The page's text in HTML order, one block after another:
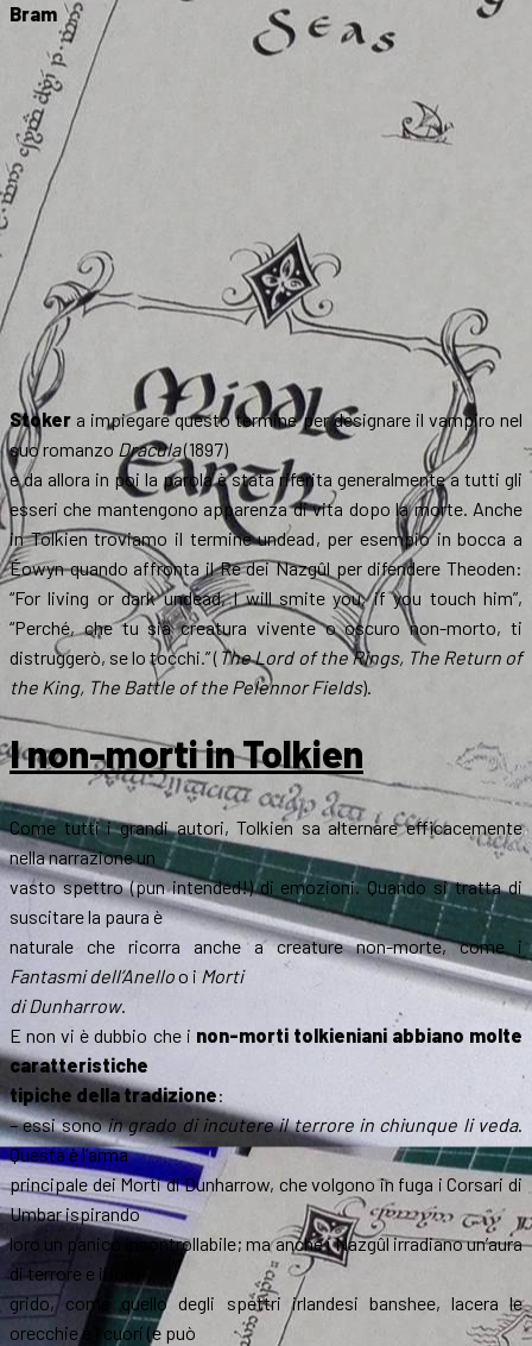
Bram
Stoker a impiegare questo termine per designare il vampiro nel
suo romanzo Dracula(1897)
e da allora in poi la parola è stata riferita generalmente a tutti gli
esseri che mantengono apparenza di vita dopo la morte. Anche
in Tolkien troviamo il termine undead, per esempio in bocca a
Éowyn quando affronta il Re dei Nazgûl per difendere Theoden:
“For living or dark undead, I will smite you, if you touch him”,
“Perché, che tu sia creatura vivente o oscuro non-morto, ti
distruggerò, se lo tocchi.” ( The Lord of the Rings, The Return of
the King, The Battle of the Pelennor Fields).
I non-morti in Tolkien
Come tutti i grandi autori, Tolkien sa alternare efficacemente
nella narrazione un
vasto spettro (pun intended!) di emozioni. Quando si tratta di
suscitare la paura è
naturale che ricorra anche a creature non-morte, come i
Fantasmi dell’Anelloo i Morti
di Dunharrow.
E non vi è dubbio che i non-morti tolkieniani abbiano molte
caratteristiche
tipiche della tradizione:
– essi sonoin grado di incutere il terrore in chiunque li veda.
Questa è l’arma
principale dei Morti di Dunharrow, che volgono in fuga i Corsari di
Umbar ispirando
loro un panico incontrollabile; ma anche i Nazgûl irradiano un’aura
di terrore e il loro
grido, come quello degli spettri irlandesi banshee, lacera le
orecchie e i cuori (e può